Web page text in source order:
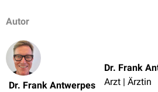
Autor
Dr. Frank Antwerpes
Dr. Frank
Arzt | Ärztin